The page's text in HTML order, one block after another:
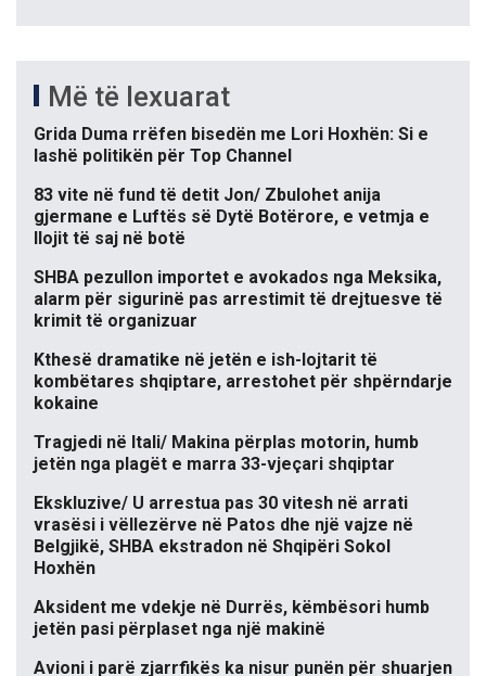
Më të lexuarat
Grida Duma rrëfen bisedën me Lori Hoxhën: Si e
lashë politikën për Top Channel
83 vite në fund të detit Jon/ Zbulohet anija
gjermane e Luftës së Dytë Botërore, e vetmja e
llojit të saj në botë
SHBA pezullon importet e avokados nga Meksika,
alarm për sigurinë pas arrestimit të drejtuesve të
krimit të organizuar
Kthesë dramatike në jetën e ish-lojtarit të
kombëtares shqiptare, arrestohet për shpërndarje
kokaine
Tragjedi në Itali/ Makina përplas motorin, humb
jetën nga plagët e marra 33-vjeçari shqiptar
Ekskluzive/ U arrestua pas 30 vitesh në arrati
vrasësi i vëllezërve në Patos dhe një vajze në
Belgjikë, SHBA ekstradon në Shqipëri Sokol
Hoxhën
Aksident me vdekje në Durrës, këmbësori humb
jetën pasi përplaset nga një makinë
Avioni i parë zjarrfikës ka nisur punën për shuarjen